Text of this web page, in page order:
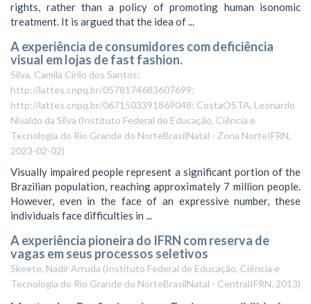
rights, rather than a policy of promoting human isonomic
treatment. It is argued that the idea of ...
A experiência de consumidores com deficiência
visual em lojas de fast fashion.
Silva, Camila Cirilo dos Santos;
http://lattes.cnpq.br/0578174683607699;
http://lattes.cnpq.br/0671503391869048; CostaOSTA, Leonardo
Nivaldo da Silva (Instituto Federal de Educação, Ciência e
Tecnologia do Rio Grande do NorteBrasilNatal - Zona NorteIFRN,
2023-02-02)
Visually impaired people represent a significant portion of the
Brazilian population, reaching approximately 7 million people.
However, even in the face of an expressive number, these
individuals face difficulties in ...
A experiência pioneira do IFRN com reserva de
vagas em seus processos seletivos
Skeete, Nadir Arruda (Instituto Federal de Educação, Ciência e
Tecnologia do Rio Grande do NorteBrasilNatal - CentralIFRN, 2013)